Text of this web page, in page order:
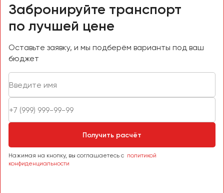
Забронируйте транспорт
по лучшей цене
Оставьте заявку, и мы подберём варианты под ваш
бюджет
Получить расчёт
Нажимая на кнопку, вы соглашаетесь с политикой
конфиденциальности
Санкт-Петербург
Саранск
Саратов
Севастополь
Симферополь
Смоленск
Сочи
Ставрополь
Сургут
Тольятти
Томск